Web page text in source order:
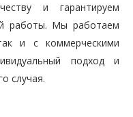
и гарантируем
работы. Мы работаем
и с коммерческими
подход и
случая.